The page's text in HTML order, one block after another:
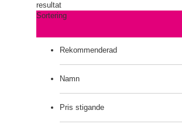
resultat
Sortering
Rekommenderad
Namn
Pris stigande